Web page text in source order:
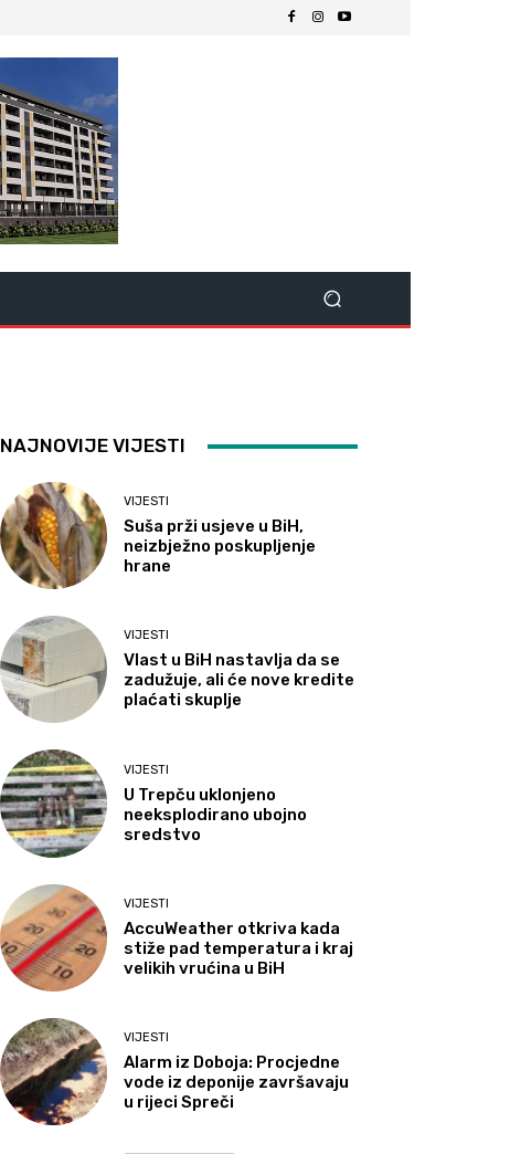
NAJNOVIJE VIJESTI
VIJESTI
Suša prži usjeve u BiH,
neizbježno poskupljenje
hrane
VIJESTI
Vlast u BiH nastavlja da se
zadužuje, ali će nove kredite
plaćati skuplje
VIJESTI
U Trepču uklonjeno
neeksplodirano ubojno
sredstvo
VIJESTI
AccuWeather otkriva kada
stiže pad temperatura i kraj
velikih vrućina u BiH
VIJESTI
Alarm iz Doboja: Procjedne
vode iz deponije završavaju
u rijeci Spreči